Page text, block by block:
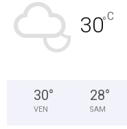
30°C
30°
VEN
28°
SAM